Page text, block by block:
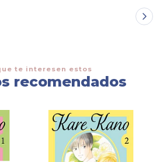
te interesen estos
recomendados